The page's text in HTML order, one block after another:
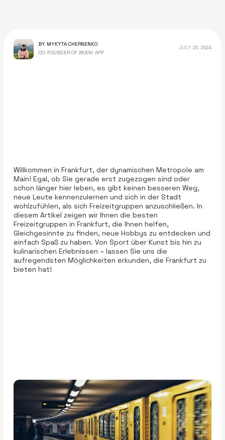
BY MYKYTA CHERNENKO
CO-FOUNDER OF WOOH APP
JULY 23, 2024
Willkommen in Frankfurt, der dynamischen Metropole am
Main! Egal, ob Sie gerade erst zugezogen sind oder
schon länger hier leben, es gibt keinen besseren Weg,
neue Leute kennenzulernen und sich in der Stadt
wohlzufühlen, als sich Freizeitgruppen anzuschließen. In
diesem Artikel zeigen wir Ihnen die besten
Freizeitgruppen in Frankfurt, die Ihnen helfen,
Gleichgesinnte zu finden, neue Hobbys zu entdecken und
einfach Spaß zu haben. Von Sport über Kunst bis hin zu
kulinarischen Erlebnissen – lassen Sie uns die
aufregendsten Möglichkeiten erkunden, die Frankfurt zu
bieten hat!